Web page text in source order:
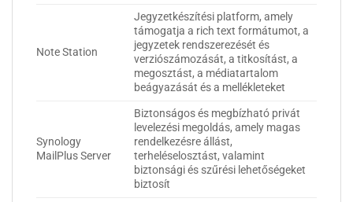
Note Station
Jegyzetkészítési platform, amely
támogatja a rich text formátumot, a
jegyzetek rendszerezését és
verziószámozását, a titkosítást, a
megosztást, a médiatartalom
beágyazását és a mellékleteket
Synology
MailPlus Server
Biztonságos és megbízható privát
levelezési megoldás, amely magas
rendelkezésre állást,
terheléselosztást, valamint
biztonsági és szűrési lehetőségeket
biztosít